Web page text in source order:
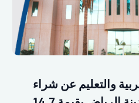
والتعليم عن شراء